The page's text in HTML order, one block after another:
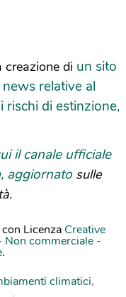
creazione di un sito
relative al
rischi di estinzione,
il canale ufficiale
aggiornato sulle
Licenza Creative
commerciale -
.
climatici,